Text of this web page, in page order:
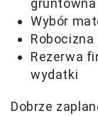
Wybór
Rezerwa
wydatki
Dobrze